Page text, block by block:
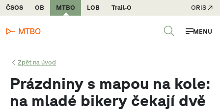
ČSOS OB MTBO LOB Trail-O ORIS
MENU
Zpět na úvod
Prázdniny s mapou na kole:
na mladé bikery čekají dvě